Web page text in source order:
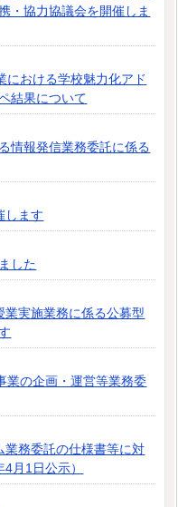
・協力協議会を開催しま
における学校魅力化アド
結果について
情報発信業務委託に係る
します
した
業実施業務に係る公募型
業の企画・運営等業務委
業務委託の仕様書等に対
月1日公示）